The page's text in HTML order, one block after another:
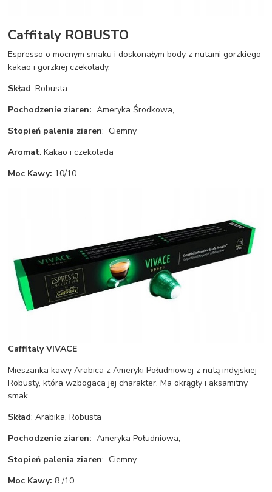
Caffitaly ROBUSTO
Espresso o mocnym smaku i doskonałym body z nutami gorzkiego
kakao i gorzkiej czekolady.
Skład: Robusta
Pochodzenie ziaren: Ameryka Środkowa,
Stopień palenia ziaren: Ciemny
Aromat: Kakao i czekolada
Moc Kawy: 10/10
Caffitaly VIVACE
Mieszanka kawy Arabica z Ameryki Południowej z nutą indyjskiej
Robusty, która wzbogaca jej charakter. Ma okrągły i aksamitny
smak.
Skład: Arabika, Robusta
Pochodzenie ziaren: Ameryka Południowa,
Stopień palenia ziaren: Ciemny
Moc Kawy: 8 /10